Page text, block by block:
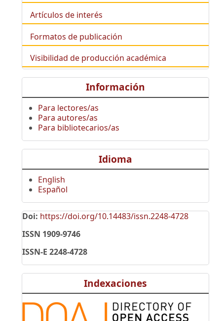
Artículos de interés
Formatos de publicación
Visibilidad de producción académica
Información
Para lectores/as
Para autores/as
Para bibliotecarios/as
Idioma
English
Español
Doi: https://doi.org/10.14483/issn.2248-4728
ISSN 1909-9746
ISSN-E 2248-4728
Indexaciones